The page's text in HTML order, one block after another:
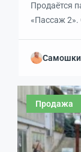
Продаётся
«Пассаж
Примерная
Крым,
Продажа